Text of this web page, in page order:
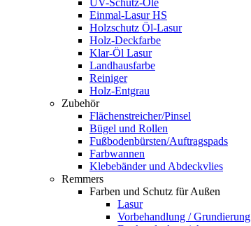
UV-Schutz-Öle
Einmal-Lasur HS
Holzschutz Öl-Lasur
Holz-Deckfarbe
Klar-Öl Lasur
Landhausfarbe
Reiniger
Holz-Entgrau
Zubehör
Flächenstreicher/Pinsel
Bügel und Rollen
Fußbodenbürsten/Auftragspads
Farbwannen
Klebebänder und Abdeckvlies
Remmers
Farben und Schutz für Außen
Lasur
Vorbehandlung / Grundierung